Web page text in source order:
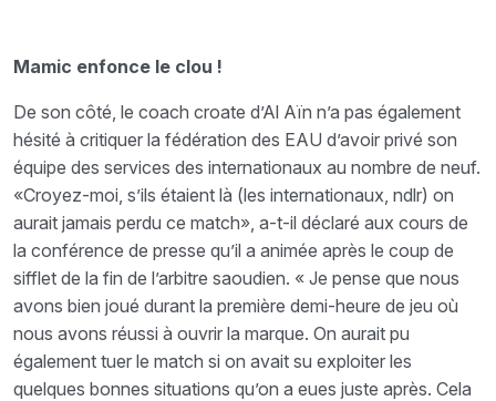
Mamic enfonce le clou !
De son côté, le coach croate d’Al Aïn n’a pas également
hésité à critiquer la fédération des EAU d’avoir privé son
équipe des services des internationaux au nombre de neuf.
«Croyez-moi, s’ils étaient là (les internationaux, ndlr) on
aurait jamais perdu ce match», a-t-il déclaré aux cours de
la conférence de presse qu’il a animée après le coup de
sifflet de la fin de l’arbitre saoudien. « Je pense que nous
avons bien joué durant la première demi-heure de jeu où
nous avons réussi à ouvrir la marque. On aurait pu
également tuer le match si on avait su exploiter les
quelques bonnes situations qu’on a eues juste après. Cela